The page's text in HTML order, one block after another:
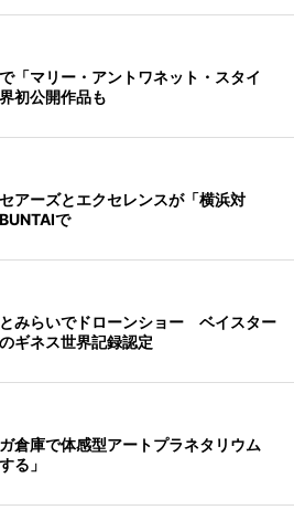
「マリー・アントワネット・スタイ
初公開作品も
アーズとエクセレンスが「横浜対
で
みらいでドローンショー ベイスター
ギネス世界記録認定
倉庫で体感型アートプラネタリウム
る」